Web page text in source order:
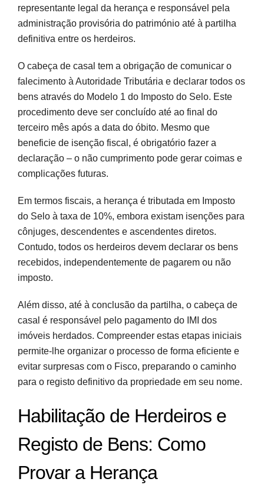
representante legal da herança e responsável pela
administração provisória do património até à partilha
definitiva entre os herdeiros.
O cabeça de casal tem a obrigação de comunicar o
falecimento à Autoridade Tributária e declarar todos os
bens através do Modelo 1 do Imposto do Selo. Este
procedimento deve ser concluído até ao final do
terceiro mês após a data do óbito. Mesmo que
beneficie de isenção fiscal, é obrigatório fazer a
declaração – o não cumprimento pode gerar coimas e
complicações futuras.
Em termos fiscais, a herança é tributada em Imposto
do Selo à taxa de 10%, embora existam isenções para
cônjuges, descendentes e ascendentes diretos.
Contudo, todos os herdeiros devem declarar os bens
recebidos, independentemente de pagarem ou não
imposto.
Além disso, até à conclusão da partilha, o cabeça de
casal é responsável pelo pagamento do IMI dos
imóveis herdados. Compreender estas etapas iniciais
permite-lhe organizar o processo de forma eficiente e
evitar surpresas com o Fisco, preparando o caminho
para o registo definitivo da propriedade em seu nome.
Habilitação de Herdeiros e
Registo de Bens: Como
Provar a Herança